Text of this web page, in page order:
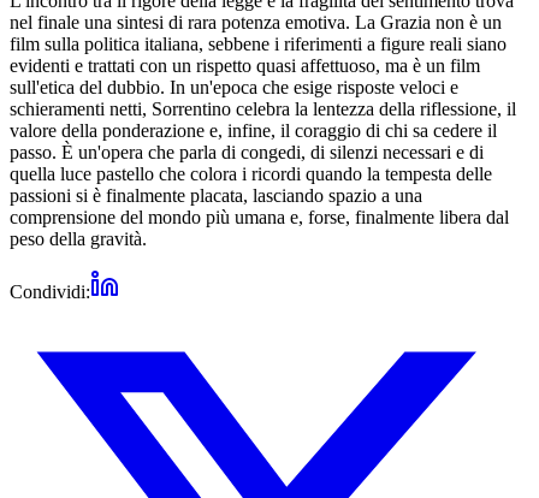
nel finale una sintesi di rara potenza emotiva. La Grazia non è un
film sulla politica italiana, sebbene i riferimenti a figure reali siano
evidenti e trattati con un rispetto quasi affettuoso, ma è un film
sull'etica del dubbio. In un'epoca che esige risposte veloci e
schieramenti netti, Sorrentino celebra la lentezza della riflessione, il
valore della ponderazione e, infine, il coraggio di chi sa cedere il
passo. È un'opera che parla di congedi, di silenzi necessari e di
quella luce pastello che colora i ricordi quando la tempesta delle
passioni si è finalmente placata, lasciando spazio a una
comprensione del mondo più umana e, forse, finalmente libera dal
peso della gravità.
Condividi: